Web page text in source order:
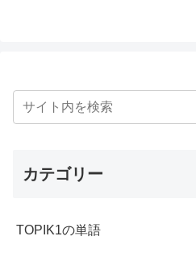
カテゴリー
TOPIK1の単語